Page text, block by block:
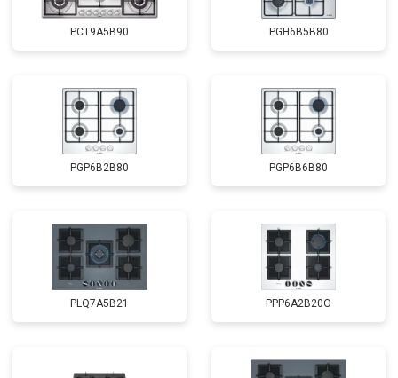
PCT9A5B90 PGH6B5B80
PGP6B2B80 PGP6B6B80
PLQ7A5B21 PPP6A2B20O